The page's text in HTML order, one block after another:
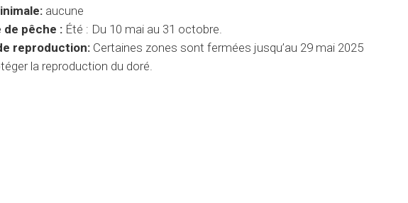
aucune
de pêche : Été : Du 10 mai au 31 octobre.
reproduction: Certaines zones sont fermées jusqu’au 29 mai 2025
la reproduction du doré.